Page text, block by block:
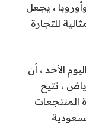
، يجعل
للتجارة
الأحد ، أن
، تتيح
المنتجعات